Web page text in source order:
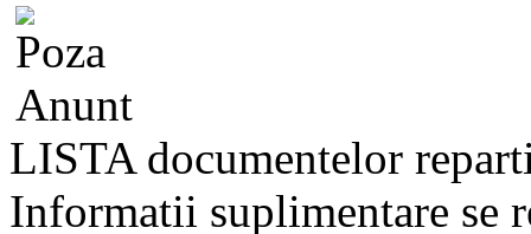
LISTA documentelor
Informatii suplimentare se